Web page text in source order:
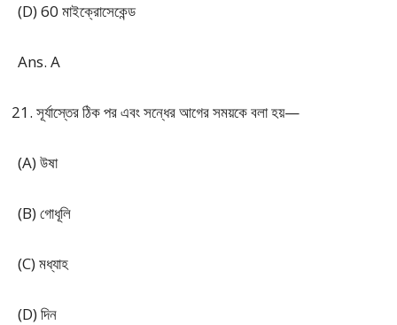
(D) 60 মাইক্রোসেকেন্ড
Ans. A
সূর্যাস্তের ঠিক পর এবং সন্ধের আগের সময়কে বলা হয়—
(A) উষা
(B) গোধূলি
(C) মধ্যাহ
(D) দিন